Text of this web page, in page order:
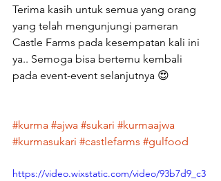
Terima kasih untuk semua yang orang
yang telah mengunjungi pameran
Castle Farms pada kesempatan kali ini
ya.. Semoga bisa bertemu kembali
pada event-event selanjutnya 😍
#kurma #ajwa #sukari #kurmaajwa
#kurmasukari #castlefarms #gulfood
https://video.wixstatic.com/video/93b7d9_c3